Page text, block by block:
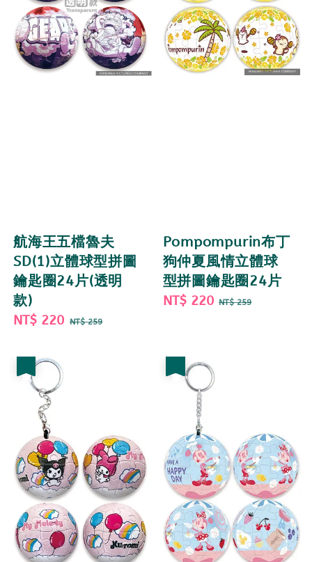
航海王五檔魯夫
SD(1)立體球型拼圖
鑰匙圈24片(透明
款)
Sale
NT$ 220 Regular
NT$ 259
Pompompurin布丁
狗仲夏風情立體球
型拼圖鑰匙圈24片
Sale
NT$ 220 Regular
NT$ 259